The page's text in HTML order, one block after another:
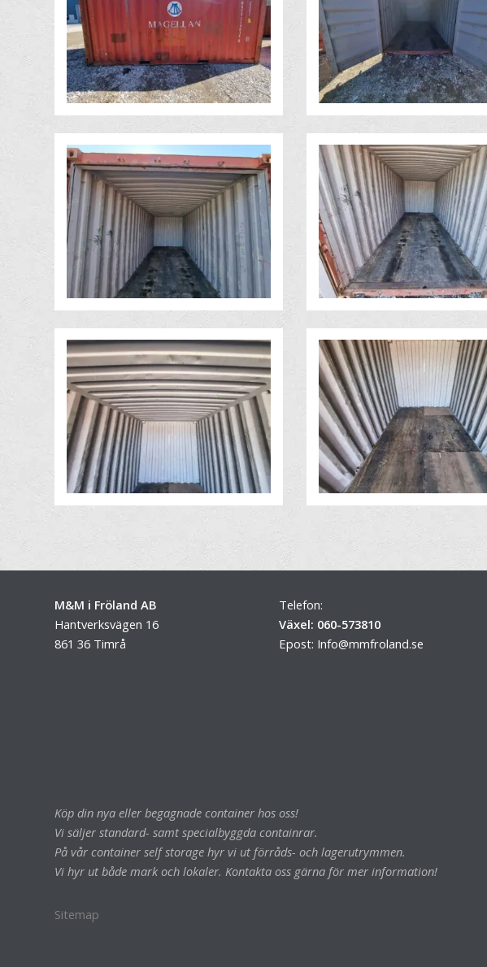
M&M i Fröland AB
Hantverksvägen 16
861 36 Timrå
Telefon:
Växel: 060-573810
Epost: Info@mmfroland.se
Köp din nya eller begagnade container hos oss!
Vi säljer standard- samt specialbyggda containrar.
På vår container self storage hyr vi ut förråds- och lagerutrymmen.
Vi hyr ut både mark och lokaler. Kontakta oss gärna för mer information!
Sitemap